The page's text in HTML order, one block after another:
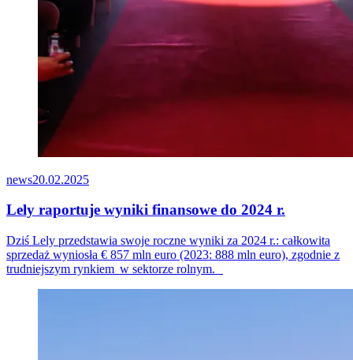
news20.02.2025
Lely raportuje wyniki finansowe do 2024 r.
Dziś Lely przedstawia swoje roczne wyniki za 2024 r.: całkowita
sprzedaż wyniosła € 857 mln euro (2023: 888 mln euro), zgodnie z
trudniejszym rynkiem w sektorze rolnym.